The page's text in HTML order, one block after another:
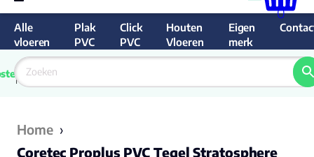
0
Alle
vloeren
Plak
PVC
Click
PVC
Houten
Vloeren
Eigen
merk
van
Nederland
9.6/10
Home ›
Coretec Proplus PVC Tegel Stratosphere